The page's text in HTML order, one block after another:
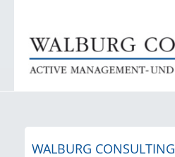
Initiativ-Bewerbung
WALBURG CONSULTING